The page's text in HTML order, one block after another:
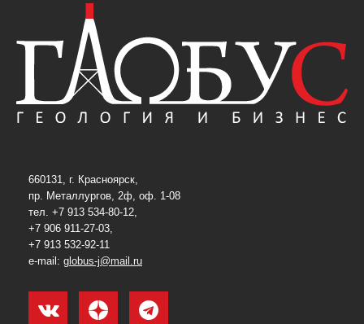
660131, г. Красноярск,
пр. Металлургов, 2ф, оф. 1-08
тел. +7 913 534-80-12,
+7 906 911-27-03,
+7 913 532-92-11
e-mail: globus-j@mail.ru